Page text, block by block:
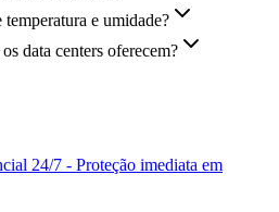
e umidade?
data centers oferecem?
24/7 - Proteção imediata em